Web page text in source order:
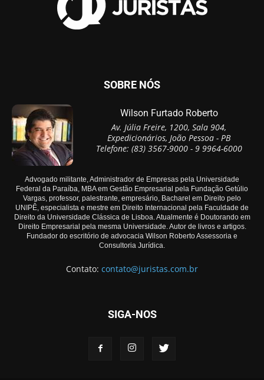
SOBRE NÓS
Wilson Furtado Roberto
Av. Júlia Freire, 1200, Sala 904,
Expedicionários, João Pessoa - PB
Telefone: (83) 3567-9000 - 9 9964-6000
Advogado militante, Administrador de Empresas pela Universidade
Federal da Paraíba, MBA em Gestão Empresarial pela Fundação Getúlio
Vargas, professor, palestrante, empresário, Bacharel em Direito pelo
UNIPÊ, especialista e mestre em Direito Internacional pela Faculdade de
Direito da Universidade Clássica de Lisboa. Atualmente é Doutorando em
Direito Empresarial pela mesma Universidade. Autor de livros e artigos.
Fundador do escritório de advocacia Wilson Roberto Assessoria e
Consultoria Jurídica.
Contato: contato@juristas.com.br
SIGA-NOS